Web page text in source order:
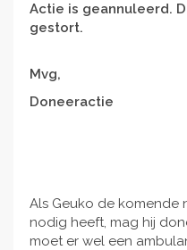
Actie is geannuleerd.
gestort.
Mvg,
Doneeractie
Als Geuko de komende
nodig heeft, mag hij
moet er wel een